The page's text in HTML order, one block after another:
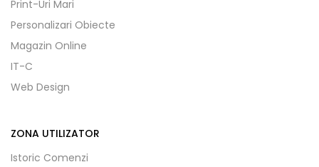
Print-Uri Mari
Personalizari Obiecte
Magazin Online
IT-C
Web Design
ZONA UTILIZATOR
Istoric Comenzi